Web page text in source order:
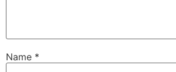
Name *